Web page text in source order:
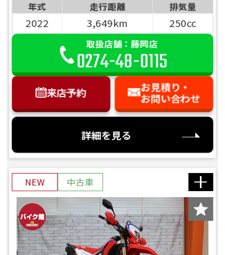
年式 走行距離 排気量
2022 3,649km 250cc
取扱店舗：藤岡店
0274-48-0115
来店予約
お見積り・
お問い合わせ
詳細を見る
NEW 中古車